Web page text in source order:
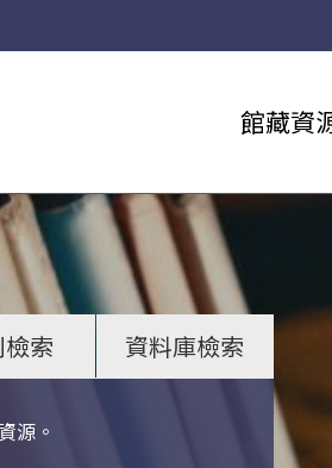
館藏資
索 資料庫檢索
源。